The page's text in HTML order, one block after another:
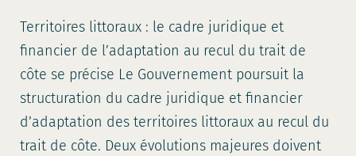
Territoires littoraux : le cadre juridique et
financier de l’adaptation au recul du trait de
côte se précise Le Gouvernement poursuit la
structuration du cadre juridique et financier
d’adaptation des territoires littoraux au recul du
trait de côte. Deux évolutions majeures doivent